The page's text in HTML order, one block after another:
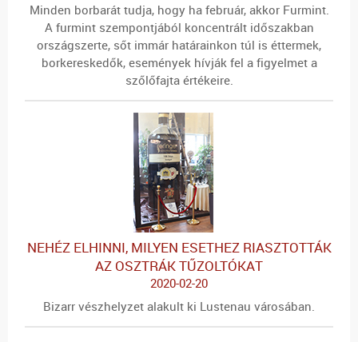
Minden borbarát tudja, hogy ha február, akkor Furmint.
A furmint szempontjából koncentrált időszakban
országszerte, sőt immár határainkon túl is éttermek,
borkereskedők, események hívják fel a figyelmet a
szőlőfajta értékeire.
NEHÉZ ELHINNI, MILYEN ESETHEZ RIASZTOTTÁK
AZ OSZTRÁK TŰZOLTÓKAT
2020-02-20
Bizarr vészhelyzet alakult ki Lustenau városában.